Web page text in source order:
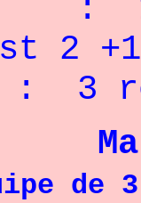
:
: 3
de